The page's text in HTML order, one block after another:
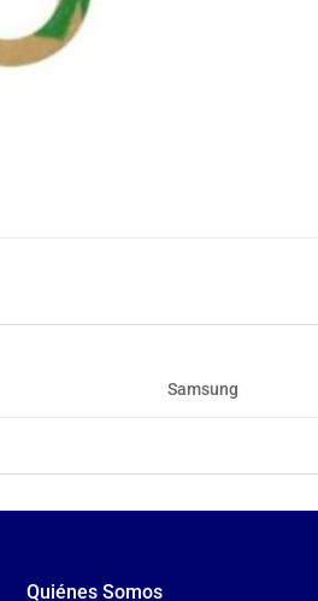
Samsung
Quiénes Somos